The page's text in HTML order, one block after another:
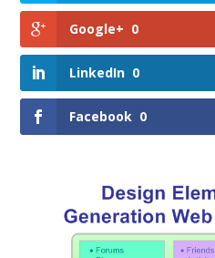
Google+ 0
LinkedIn 0
Facebook 0